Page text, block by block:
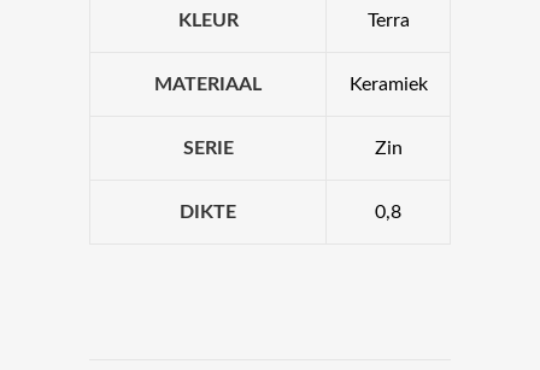
KLEUR Terra
MATERIAAL Keramiek
SERIE Zin
DIKTE 0,8